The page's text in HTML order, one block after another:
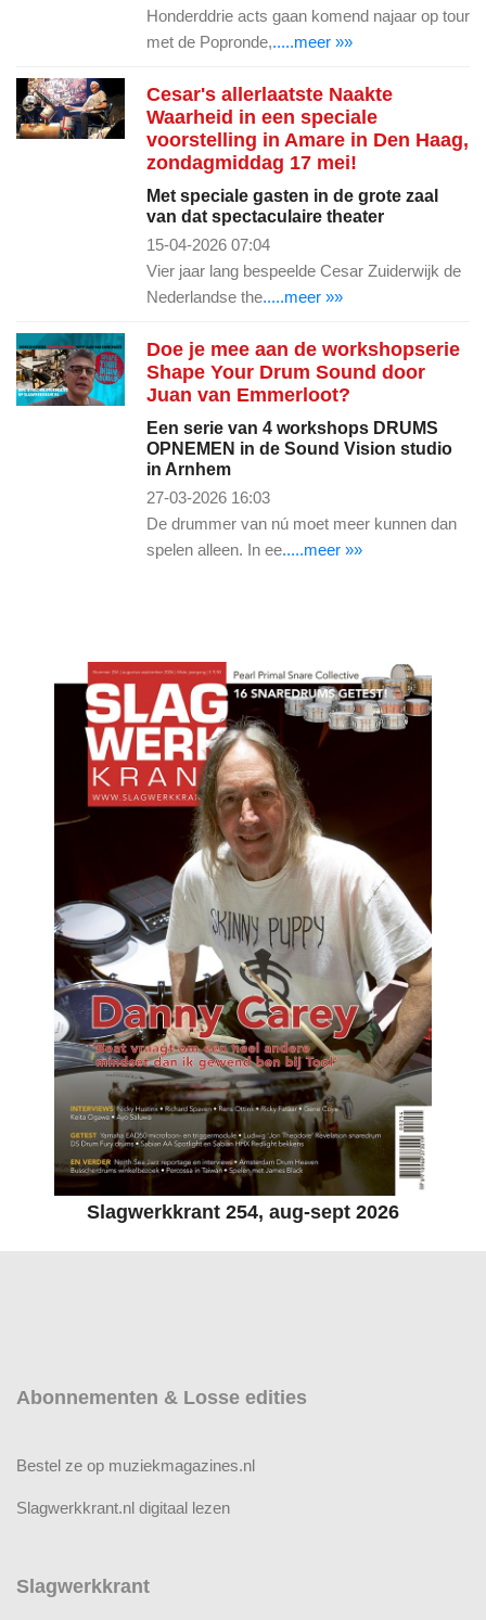
Honderddrie acts gaan komend najaar op tour
met de Popronde,.....meer »»
Cesar's allerlaatste Naakte
Waarheid in een speciale
voorstelling in Amare in Den Haag,
zondagmiddag 17 mei!
Met speciale gasten in de grote zaal
van dat spectaculaire theater
15-04-2026 07:04
Vier jaar lang bespeelde Cesar Zuiderwijk de
Nederlandse the.....meer »»
Doe je mee aan de workshopserie
Shape Your Drum Sound door
Juan van Emmerloot?
Een serie van 4 workshops DRUMS
OPNEMEN in de Sound Vision studio
in Arnhem
27-03-2026 16:03
De drummer van nú moet meer kunnen dan
spelen alleen. In ee.....meer »»
Slagwerkkrant 254, aug-sept 2026
Abonnementen & Losse edities
Bestel ze op muziekmagazines.nl
Slagwerkkrant.nl digitaal lezen
Slagwerkkrant